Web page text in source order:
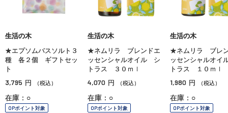
生活の木
★エプソムバスソルト３
種 各２個 ギフトセッ
ト
3,795 円 （税込）
在庫：○
OPポイント対象
生活の木
★ネムリラ ブレンドエ
ッセンシャルオイル シ
トラス ３０ｍｌ
4,070 円 （税込）
在庫：○
OPポイント対象
生活の木
★ネムリラ ブレ
ッセンシャルオ
トラス １０ｍｌ
1,980 円 （税込）
在庫：○
OPポイント対象